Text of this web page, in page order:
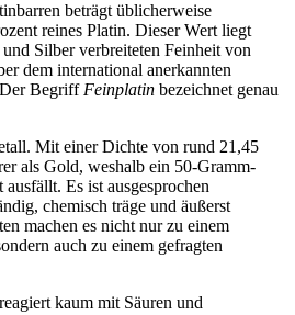
beträgt üblicherweise
reines Platin. Dieser Wert liegt
Silber verbreiteten Feinheit von
dem international anerkannten
BegriffFeinplatin bezeichnet genau
Mit einer Dichte von rund 21,45
als Gold, weshalb ein 50-Gramm-
Es ist ausgesprochen
chemisch träge und äußerst
machen es nicht nur zu einem
auch zu einem gefragten
kaum mit Säuren und